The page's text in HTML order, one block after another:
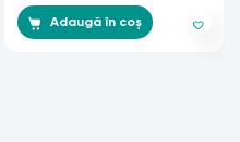
Adaugă în coș